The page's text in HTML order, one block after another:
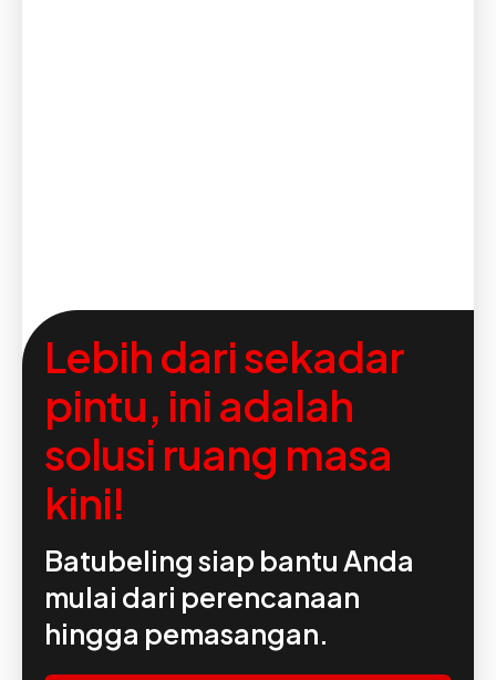
Lebih dari sekadar
pintu, ini adalah
solusi ruang masa
kini!
Batubeling siap bantu Anda
mulai dari perencanaan
hingga pemasangan.